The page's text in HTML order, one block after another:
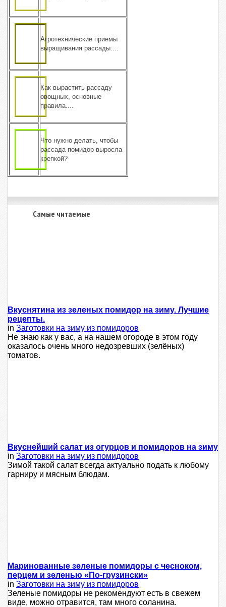
Агротехнические приемы
выращивания рассады....
Как вырастить рассаду
овощных, основные
правила....
Что нужно делать, чтобы
рассада помидор выросла
крепкой?
Самые читаемые
Вкуснятина из зеленых помидор на зиму. Лучшие
рецепты.
in Заготовки на зиму из помидоров
Не знаю как у вас, а на нашем огороде в этом году
оказалось очень много недозревших (зелёных)
томатов.
Вкуснейший салат из огурцов и помидоров на зиму
in Заготовки на зиму из помидоров
Зимой такой салат всегда актуально подать к любому
гарниру и мясным блюдам.
Маринованные зеленые помидоры с чесноком,
перцем и зеленью «По-грузински»
in Заготовки на зиму из помидоров
Зеленые помидоры не рекомендуют есть в свежем
виде, можно отравится, там много соланина.